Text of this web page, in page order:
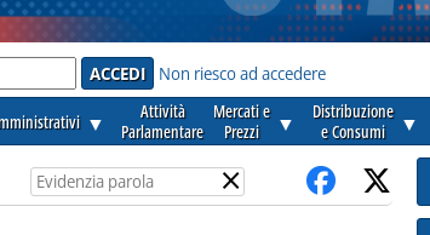
Non riesco ad accedere
▼
Attività
Parlamentare
Mercati e
Prezzi
▼
Distribuzione
e Consumi
▼
×